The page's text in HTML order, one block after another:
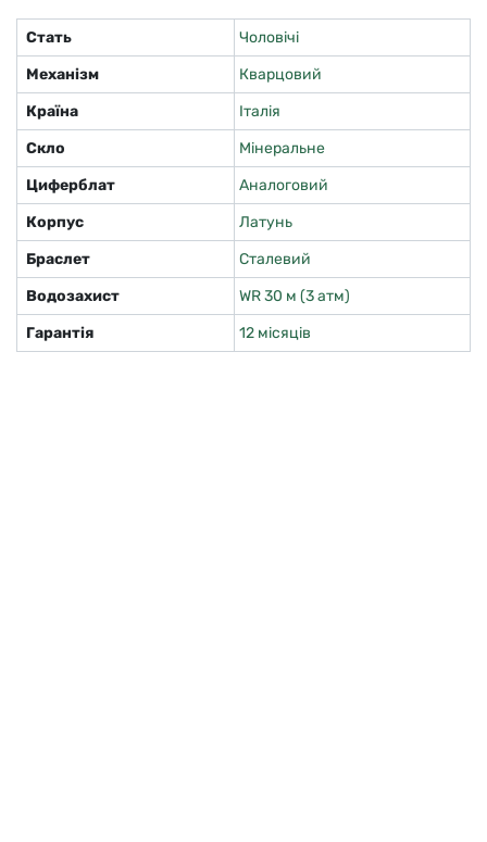
Стать
Чоловічі
Механізм
Кварцовий
Країна
Італія
Скло
Мінеральне
Циферблат
Аналоговий
Корпус
Латунь
Браслет
Сталевий
Водозахист
WR 30 м (3 атм)
Гарантія
12 місяців